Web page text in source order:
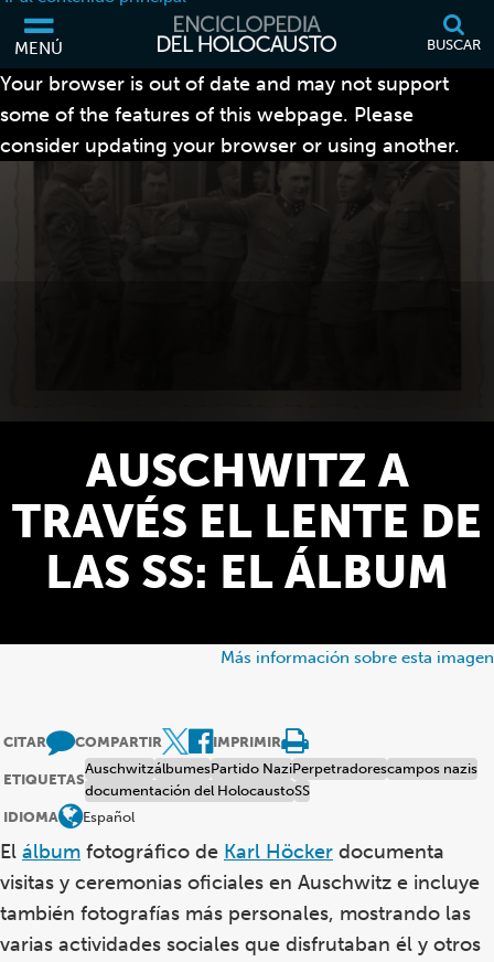
MENÚ BUSCAR
Your browser is out of date and may not support
some of the features of this webpage. Please
consider updating your browser or using another.
Más información sobre esta imagen
AUSCHWITZ A
TRAVÉS EL LENTE DE
LAS SS: EL ÁLBUM
CITAR COMPARTIR IMPRIMIR
ETIQUETAS
AuschwitzálbumesPartido NaziPerpetradorescampos nazis
documentación del HolocaustoSS
IDIOMA
Español
El álbum fotográfico de Karl Höcker documenta
visitas y ceremonias oficiales en Auschwitz e incluye
también fotografías más personales, mostrando las
varias actividades sociales que disfrutaban él y otros